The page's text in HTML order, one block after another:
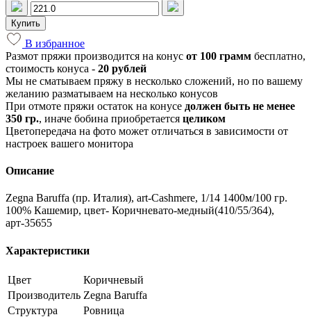
Купить
В избранное
Размот пряжи производится на конус от 100 грамм бесплатно,
стоимость конуса - 20 рублей
Мы не сматываем пряжу в несколько сложений, но по вашему
желанию разматываем на несколько конусов
При отмоте пряжи остаток на конусе должен быть не менее
350 гр., иначе бобина приобретается целиком
Цветопередача на фото может отличаться в зависимости от
настроек вашего монитора
Описание
Zegna Baruffa (пр. Италия), art-Cashmere, 1/14 1400м/100 гр.
100% Кашемир, цвет- Коричневато-медный(410/55/364),
арт-35655
Характеристики
Цвет
Коричневый
Производитель Zegna Baruffa
Структура
Ровница